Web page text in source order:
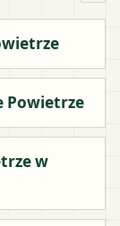
Powietrze
w